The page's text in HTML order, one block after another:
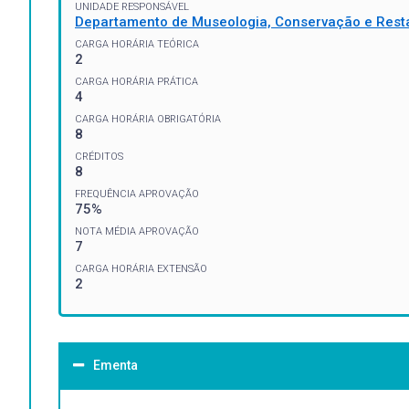
UNIDADE RESPONSÁVEL
Departamento de Museologia, Conservação e
CARGA HORÁRIA TEÓRICA
2
CARGA HORÁRIA PRÁTICA
4
CARGA HORÁRIA OBRIGATÓRIA
8
CRÉDITOS
8
FREQUÊNCIA APROVAÇÃO
75%
NOTA MÉDIA APROVAÇÃO
7
CARGA HORÁRIA EXTENSÃO
2
Ementa